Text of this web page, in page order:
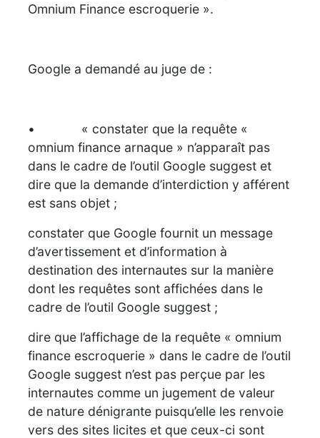
Omnium Finance escroquerie ».
Google a demandé au juge de :
• « constater que la requête «
omnium finance arnaque » n’apparaît pas
dans le cadre de l’outil Google suggest et
dire que la demande d’interdiction y afférent
est sans objet ;
constater que Google fournit un message
d’avertissement et d’information à
destination des internautes sur la manière
dont les requêtes sont affichées dans le
cadre de l’outil Google suggest ;
dire que l’affichage de la requête « omnium
finance escroquerie » dans le cadre de l’outil
Google suggest n’est pas perçue par les
internautes comme un jugement de valeur
de nature dénigrante puisqu’elle les renvoie
vers des sites licites et que ceux-ci sont